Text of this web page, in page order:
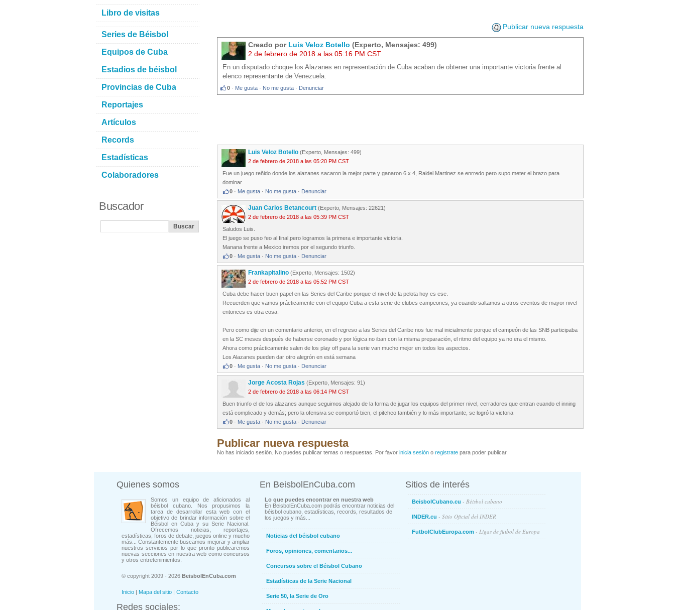
Publicar nueva respuesta
Creado por Luis Veloz Botello (Experto, Mensajes: 499)
2 de febrero de 2018 a las 05:16 PM CST
En un disputado choque los Alazanes en representación de Cuba acaban de obtener una importante victoria frente al
elenco representante de Venezuela.
0 · Me gusta · No me gusta · Denunciar
Luis Veloz Botello (Experto, Mensajes: 499)
2 de febrero de 2018 a las 05:20 PM CST
Fue un juego reñido donde los alazanes sacaron la mejor parte y ganaron 6 x 4, Raidel Martinez se enrredo pero supo meter el brazo para
dominar.
0 · Me gusta · No me gusta · Denunciar
Juan Carlos Betancourt (Experto, Mensajes: 22621)
2 de febrero de 2018 a las 05:39 PM CST
Saludos Luis.
El juego se puso feo al final,pero logramos la primera e importante victoria.
Manana frente a Mexico iremos por el segundo triunfo.
0 · Me gusta · No me gusta · Denunciar
Frankapitalino (Experto, Mensajes: 1502)
2 de febrero de 2018 a las 05:52 PM CST
Cuba debe hacer buen papel en las Series del Caribe porque el nivel de la pelota hoy es ese.
Recuerden que vamos prácticamente con el equipo Cuba a esta serie de clubes campeones, ya cuando saltamos a otros eventos de mayor nivel
entonces es otra cosa.
Pero como dije en un comentario anterior, en el regreso a las Series del Caribe nos fue mal inicialmente porque el campeón de las SNB participaba
en la SC meses después de haberse coronado y por lógica no iban con la misma preparación, el ritmo del equipo ya no era el mismo.
Ahora como prácticamente salen de los play off para la serie van mucho mejor en todos los aspectos.
Los Alazanes pueden dar otro alegrón en está semana
0 · Me gusta · No me gusta · Denunciar
Jorge Acosta Rojas (Experto, Mensajes: 91)
2 de febrero de 2018 a las 06:14 PM CST
Buen triunfo el de los alazanes aunque seguimos alejado de la forma de jugar los equipos del primer nivel, cerradores que entran cuando el inning
está complicado y demás; pero la ofensiva se comportó bien, el pitcheo también y lo más importante, se logró la victoria
0 · Me gusta · No me gusta · Denunciar
Publicar nueva respuesta
No has iniciado sesión. No puedes publicar temas o respuestas. Por favor inicia sesión o registrate para poder publicar.
Libro de visitas
Series de Béisbol
Equipos de Cuba
Estadios de béisbol
Provincias de Cuba
Reportajes
Artículos
Records
Estadísticas
Colaboradores
Buscador
Quienes somos
Somos un equipo de aficionados al
béisbol cubano. Nos propusimos la
tarea de desarrollar esta web con el
objetivo de brindar información sobre el
Béisbol en Cuba y su Serie Nacional.
Ofrecemos noticias, reportajes,
estadísticas, foros de debate, juegos online y mucho
más... Constantemente buscamos mejorar y ampliar
nuestros servicios por lo que pronto publicaremos
nuevas secciones en nuestra web como concursos
y otros entretenimientos.
© copyright 2009 - 2026 BeisbolEnCuba.com
Inicio | Mapa del sitio | Contacto
Redes sociales:
En BeisbolEnCuba.com
Lo que puedes encontrar en nuestra web
En BeisbolEnCuba.com podrás encontrar noticias del
béisbol cubano, estadísticas, records, resultados de
los juegos y más...
Noticias del béisbol cubano
Foros, opiniones, comentarios...
Concursos sobre el Béisbol Cubano
Estadísticas de la Serie Nacional
Serie 50, la Serie de Oro
Sitios de interés
BeisbolCubano.cu - Béisbol cubano
INDER.cu - Sitio Oficial del INDER
FutbolClubEuropa.com - Ligas de futbol de Europa